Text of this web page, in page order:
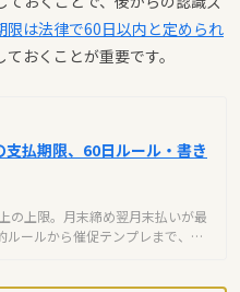
限は法律で60日以内と定められ
おくことが重要です。
払期限、60日ルール・書き
の上限。月末締め翌月末払いが最
ルールから催促テンプレまで、支